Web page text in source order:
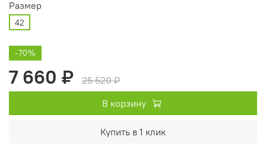
Размер
42
-70%
7 660 ₽
25 520 ₽
В корзину
Купить в 1 клик